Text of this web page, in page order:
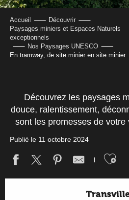
Accueil
Découvrir
Paysages miniers et Espaces Naturels
exceptionnels
Nos Paysages UNESCO
En tramway, de site minier en site minier
Découvrez les paysages
douce, ralentissement,
sont les promesses de
Publié le 11 octobre 2024